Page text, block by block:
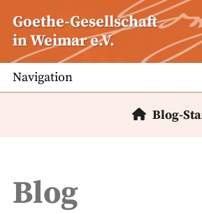
Inhalt
springen
Goethe-Gesellschaft
in Weimar e.V.
Navigation
Blog-
Blog